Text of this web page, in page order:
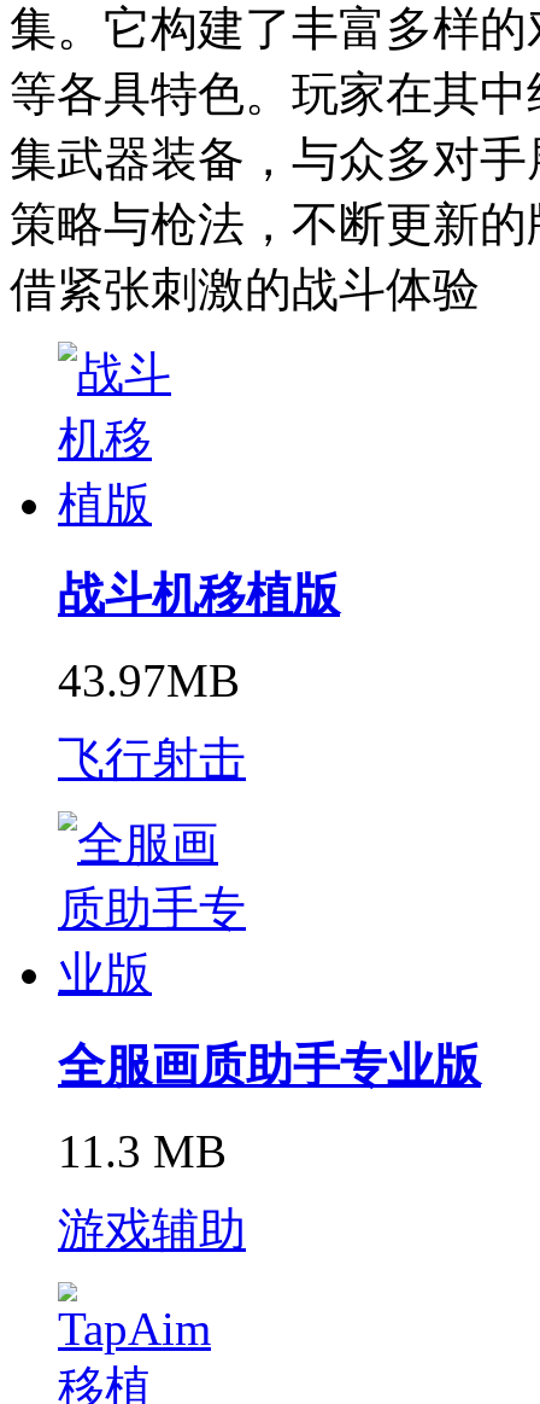
集。它构建了丰富多样
等各具特色。玩家在其
集武器装备，与众多对
策略与枪法，不断更新
借紧张刺激的战斗体验
战斗机移植版
43.97MB
飞行射击
全服画质助手专业版
11.3 MB
游戏辅助